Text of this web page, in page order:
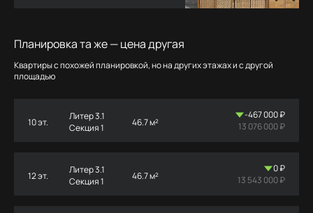
Планировка та же — цена другая
Квартиры с похожей планировкой, но на других этажах и с другой
площадью
10 эт.
Литер 3.1
Секция 1
46.7 м²
-467 000 ₽
13 076 000 ₽
12 эт.
Литер 3.1
Секция 1
46.7 м²
0 ₽
13 543 000 ₽